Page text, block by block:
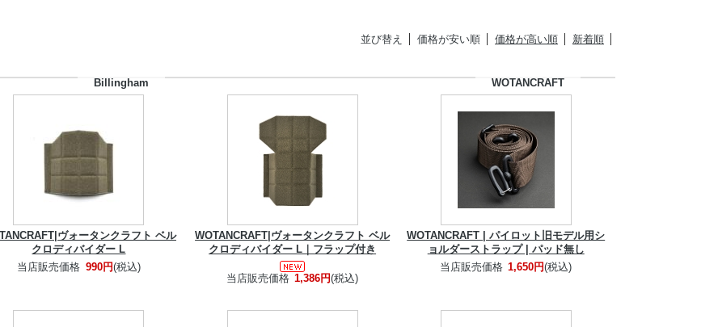
Billingham WOTANCRAFT
並び替え 価格が安い順 価格が高い順 新着順
ヴォータンクラフト ベル
クロディバイダー L
当店販売価格 990円(税込)
WOTANCRAFT|ヴォータンクラフト ベル
クロディバイダー L｜フラップ付き
当店販売価格 1,386円(税込)
WOTANCRAFT | パイロット旧モデル用シ
ョルダーストラップ | パッド無し
当店販売価格 1,650円(税込)